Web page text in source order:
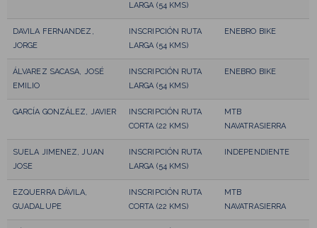
LARGA (54 KMS)
DAVILA FERNANDEZ,
JORGE
INSCRIPCIÓN RUTA
LARGA (54 KMS)
ENEBRO BIKE
ÁLVAREZ SACASA, JOSÉ
EMILIO
INSCRIPCIÓN RUTA
LARGA (54 KMS)
ENEBRO BIKE
GARCÍA GONZÁLEZ, JAVIER
INSCRIPCIÓN RUTA
CORTA (22 KMS)
MTB
NAVATRASIERRA
SUELA JIMENEZ, JUAN
JOSE
INSCRIPCIÓN RUTA
LARGA (54 KMS)
INDEPENDIENTE
EZQUERRA DÁVILA,
GUADALUPE
INSCRIPCIÓN RUTA
CORTA (22 KMS)
MTB
NAVATRASIERRA